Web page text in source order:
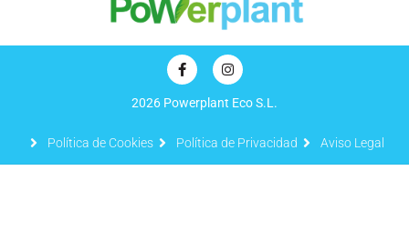
2026 Powerplant Eco S.L.
Política de Cookies Política de Privacidad Aviso Legal